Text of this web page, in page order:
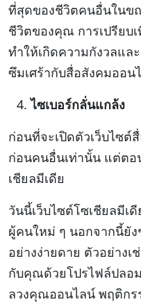
ที่สุดของชีวิตคนอื่นในข
ชีวิตของคุณ การเปรีย
ทำให้เกิดความกังวลแล
ซึมเศร้ากับสื่อสังคมออน
ไซเบอร์กลั่นแกล้ง
ก่อนที่จะเปิดตัวเว็บไซต์
ก่อนคนอื่นเท่านั้น แต่ต
เชียลมีเดีย
วันนี้เว็บไซต์โซเชียลมีเ
ผู้คนใหม่ ๆ นอกจากนี้ยั
อย่างง่ายดาย ตัวอย่าง
กับคุณด้วยโปรไฟล์ปลอ
ลวงคุณออนไลน์ พฤติกร